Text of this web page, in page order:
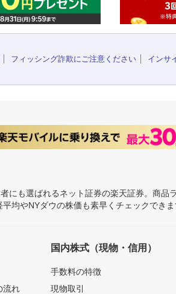
フィッシング詐欺にご注意ください インサ
にも選ばれるネット証券の楽天証券。商
均やNYダウの株価も素早くチェックできま
流れ
国内株式（現物・信用）
手数料の特徴
現物取引